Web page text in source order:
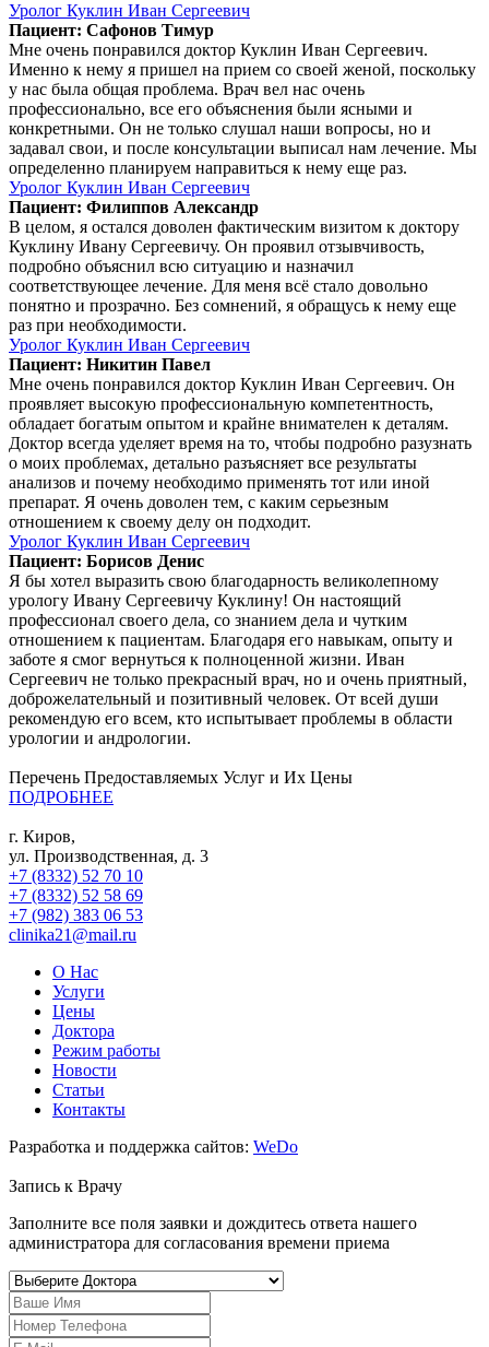
Уролог Куклин Иван Сергеевич
Пациент: Сафонов Тимур
Мне очень понравился доктор Куклин Иван Сергеевич.
Именно к нему я пришел на прием со своей женой, поскольку
у нас была общая проблема. Врач вел нас очень
профессионально, все его объяснения были ясными и
конкретными. Он не только слушал наши вопросы, но и
задавал свои, и после консультации выписал нам лечение. Мы
определенно планируем направиться к нему еще раз.
Уролог Куклин Иван Сергеевич
Пациент: Филиппов Александр
В целом, я остался доволен фактическим визитом к доктору
Куклину Ивану Сергеевичу. Он проявил отзывчивость,
подробно объяснил всю ситуацию и назначил
соответствующее лечение. Для меня всё стало довольно
понятно и прозрачно. Без сомнений, я обращусь к нему еще
раз при необходимости.
Уролог Куклин Иван Сергеевич
Пациент: Никитин Павел
Мне очень понравился доктор Куклин Иван Сергеевич. Он
проявляет высокую профессиональную компетентность,
обладает богатым опытом и крайне внимателен к деталям.
Доктор всегда уделяет время на то, чтобы подробно разузнать
о моих проблемах, детально разъясняет все результаты
анализов и почему необходимо применять тот или иной
препарат. Я очень доволен тем, с каким серьезным
отношением к своему делу он подходит.
Уролог Куклин Иван Сергеевич
Пациент: Борисов Денис
Я бы хотел выразить свою благодарность великолепному
урологу Ивану Сергеевичу Куклину! Он настоящий
профессионал своего дела, со знанием дела и чутким
отношением к пациентам. Благодаря его навыкам, опыту и
заботе я смог вернуться к полноценной жизни. Иван
Сергеевич не только прекрасный врач, но и очень приятный,
доброжелательный и позитивный человек. От всей души
рекомендую его всем, кто испытывает проблемы в области
урологии и андрологии.
Перечень Предоставляемых Услуг и Их Цены
ПОДРОБНЕЕ
г. Киров,
ул. Производственная, д. 3
+7 (8332) 52 70 10
+7 (8332) 52 58 69
+7 (982) 383 06 53
clinika21@mail.ru
О Нас
Услуги
Цены
Доктора
Режим работы
Новости
Статьи
Контакты
Разработка и поддержка сайтов: WeDo
Запись к Врачу
Заполните все поля заявки и дождитесь ответа нашего
администратора для согласования времени приема